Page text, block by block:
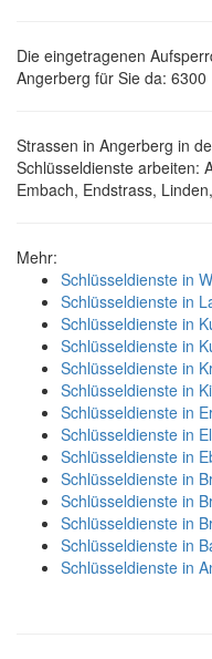
Die eingetragenen
Angerberg für Sie da: 6300
Strassen in Angerberg in
Schlüsseldienste arbeiten:
Embach, Endstrass,
Mehr:
Schlüsseldienste in
Schlüsseldienste in
Schlüsseldienste in
Schlüsseldienste in
Schlüsseldienste in
Schlüsseldienste in
Schlüsseldienste in
Schlüsseldienste in
Schlüsseldienste in
Schlüsseldienste in
Schlüsseldienste in
Schlüsseldienste in
Schlüsseldienste in
Schlüsseldienste in